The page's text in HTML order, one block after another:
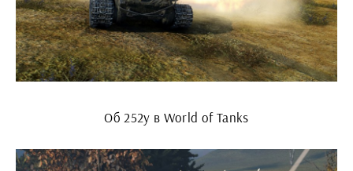
Об 252у в World of Tanks